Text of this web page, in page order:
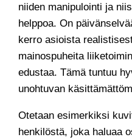
niiden manipulointi ja
helppoa. On
kerro asioista
mainospuheita
edustaa. Tämä tuntuu
unohtuvan
Otetaan esimerkiksi
henkilöstä, joka haluaa